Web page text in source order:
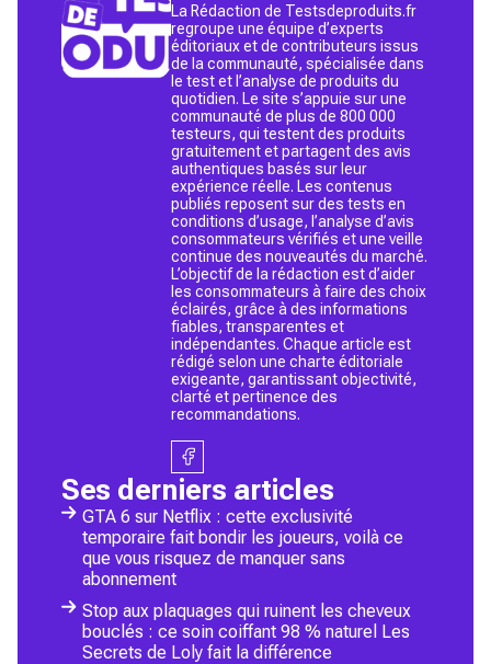
La Rédaction de Testsdeproduits.fr
regroupe une équipe d’experts
éditoriaux et de contributeurs issus
de la communauté, spécialisée dans
le test et l’analyse de produits du
quotidien. Le site s’appuie sur une
communauté de plus de 800 000
testeurs, qui testent des produits
gratuitement et partagent des avis
authentiques basés sur leur
expérience réelle. Les contenus
publiés reposent sur des tests en
conditions d’usage, l’analyse d’avis
consommateurs vérifiés et une veille
continue des nouveautés du marché.
L’objectif de la rédaction est d’aider
les consommateurs à faire des choix
éclairés, grâce à des informations
fiables, transparentes et
indépendantes. Chaque article est
rédigé selon une charte éditoriale
exigeante, garantissant objectivité,
clarté et pertinence des
recommandations.
Ses derniers articles
GTA 6 sur Netflix : cette exclusivité
temporaire fait bondir les joueurs, voilà ce
que vous risquez de manquer sans
abonnement
Stop aux plaquages qui ruinent les cheveux
bouclés : ce soin coiffant 98 % naturel Les
Secrets de Loly fait la différence